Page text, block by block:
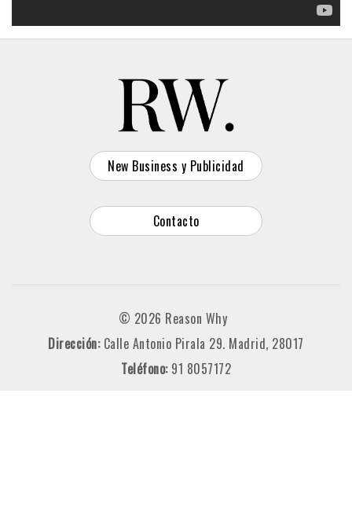
New Business y Publicidad
Contacto
© 2026 Reason Why
Dirección: Calle Antonio Pirala 29. Madrid, 28017
Teléfono: 91 8057172